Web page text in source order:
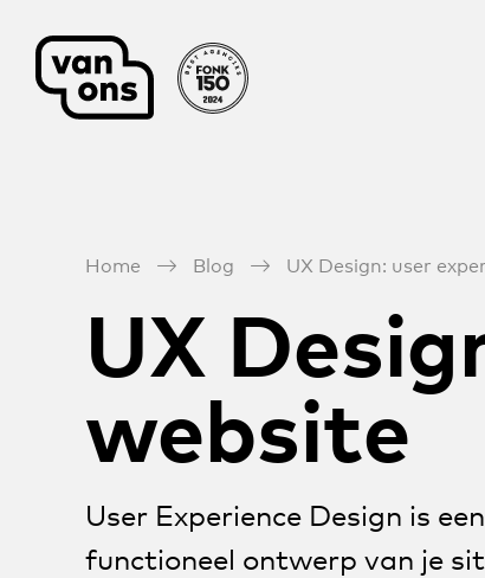
Home Blog UX Design: user
UX
website
User Experience Design is
functioneel ontwerp van je